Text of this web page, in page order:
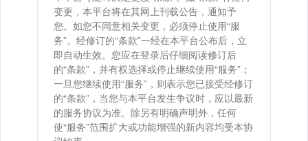
变更，本平台将在其网上刊载公告，通知予
您。如您不同意相关变更，必须停止使用“服
务”。经修订的“条款”一经在本平台公布后，立
即自动生效。您应在登录后仔细阅读修订后
的“条款”，并有权选择或停止继续使用“服务”；
一旦您继续使用“服务”，则表示您已接受经修订
的“条款”，当您与本平台发生争议时，应以最新
的服务协议为准。除另有明确声明外，任何
使“服务”范围扩大或功能增强的新内容均受本协